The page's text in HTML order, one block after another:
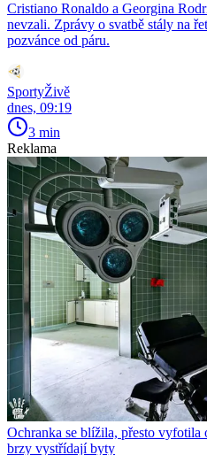
Cristiano Ronaldo a Georgina
nevzali. Zprávy o svatbě stály na
pozvánce od páru.
SportyŽivě
dnes, 09:19
3 min
Reklama
Ochranka se blížila, přesto vyfotila
brzy vystřídají byty